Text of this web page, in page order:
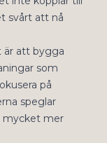
svårt att nå
är att bygga
som
på
speglar
mycket mer